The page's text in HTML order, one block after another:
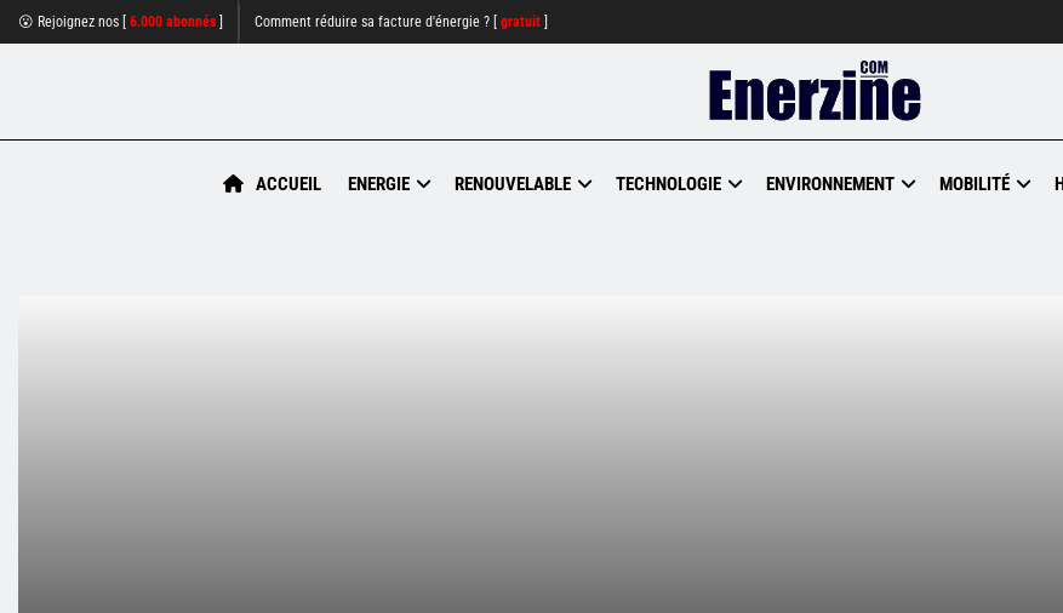
😮 Rejoignez nos [ 6.000 abonnés Comment réduire sa facture d'énergie ? [ gratuit
ACCUEIL ENERGIE RENOUVELABLE TECHNOLOGIE ENVIRONNEMENT MOBILITÉ